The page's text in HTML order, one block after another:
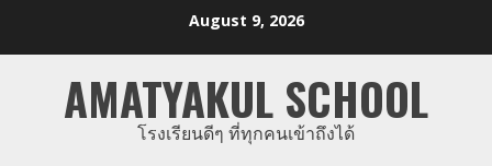
August 9, 2026
AMATYAKUL SCHOOL
โรงเรียนดีๆ ที่ทุกคนเข้าถึงได้